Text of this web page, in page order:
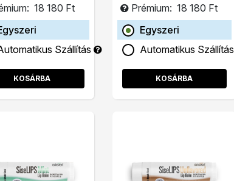
18 180 Ft
Szállítás
KOSÁRBA
Prémium: 18 180 Ft
Egyszeri
Automatikus Szállítás
KOSÁRBA